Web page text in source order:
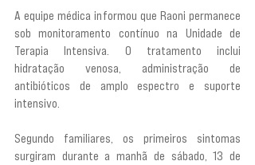
A equipe médica informou que Raoni permanece
sob monitoramento contínuo na Unidade de
Terapia Intensiva. O tratamento inclui
hidratação venosa, administração de
antibióticos de amplo espectro e suporte
intensivo.
Segundo familiares, os primeiros sintomas
surgiram durante a manhã de sábado, 13 de